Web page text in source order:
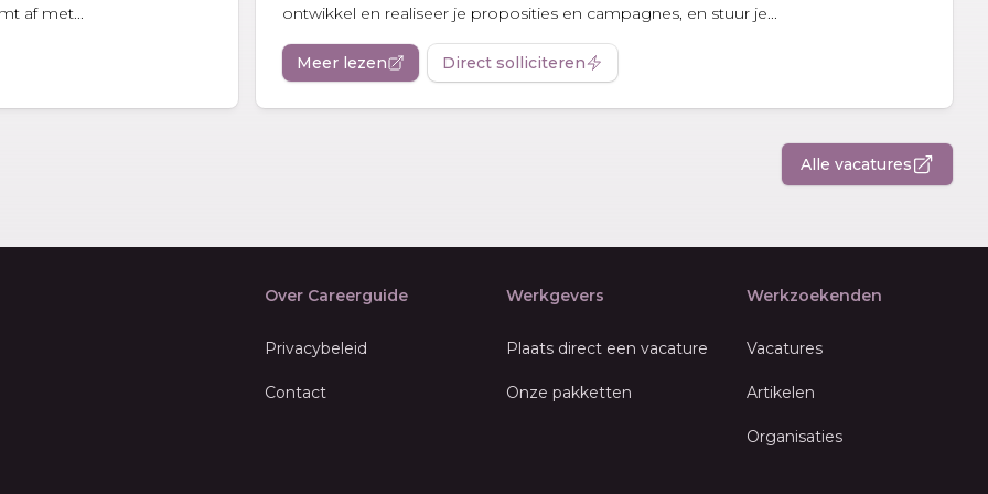
af met...
ontwikkel en realiseer je proposities en campagnes, en stuur je...
Meer lezen Direct solliciteren
Alle vacatures
Over Careerguide
Privacybeleid
Contact
Werkgevers
Plaats direct een vacature
Onze pakketten
Werkzoekenden
Vacatures
Artikelen
Organisaties